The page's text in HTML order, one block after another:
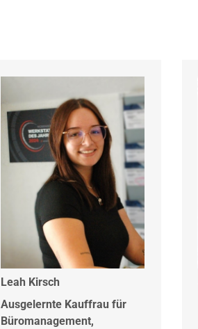
Leah Kirsch
Ausgelernte Kauffrau für
Büromanagement,